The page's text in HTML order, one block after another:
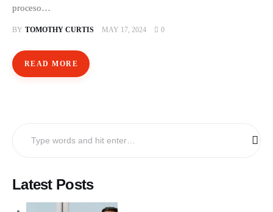
proceso…
BY TOMOTHY CURTIS MAY 17, 2024 0
READ MORE
Latest Posts